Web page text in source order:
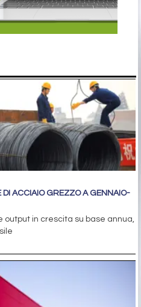
DI ACCIAIO GREZZO A GENNAIO-
output in crescita su base annua,